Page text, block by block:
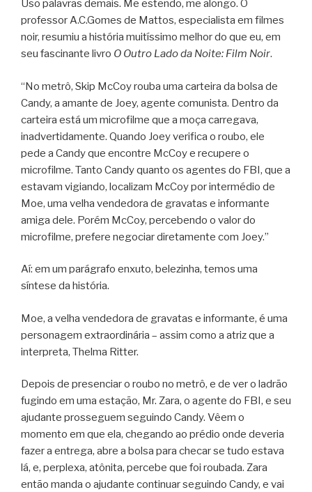
Uso palavras demais. Me estendo, me alongo. O
professor A.C.Gomes de Mattos, especialista em filmes
noir, resumiu a história muitíssimo melhor do que eu, em
seu fascinante livro O Outro Lado da Noite: Film Noir.
“No metrô, Skip McCoy rouba uma carteira da bolsa de
Candy, a amante de Joey, agente comunista. Dentro da
carteira está um microfilme que a moça carregava,
inadvertidamente. Quando Joey verifica o roubo, ele
pede a Candy que encontre McCoy e recupere o
microfilme. Tanto Candy quanto os agentes do FBI, que a
estavam vigiando, localizam McCoy por intermédio de
Moe, uma velha vendedora de gravatas e informante
amiga dele. Porém McCoy, percebendo o valor do
microfilme, prefere negociar diretamente com Joey.”
Aí: em um parágrafo enxuto, belezinha, temos uma
síntese da história.
Moe, a velha vendedora de gravatas e informante, é uma
personagem extraordinária – assim como a atriz que a
interpreta, Thelma Ritter.
Depois de presenciar o roubo no metrô, e de ver o ladrão
fugindo em uma estação, Mr. Zara, o agente do FBI, e seu
ajudante prosseguem seguindo Candy. Vêem o
momento em que ela, chegando ao prédio onde deveria
fazer a entrega, abre a bolsa para checar se tudo estava
lá, e, perplexa, atônita, percebe que foi roubada. Zara
então manda o ajudante continuar seguindo Candy, e vai